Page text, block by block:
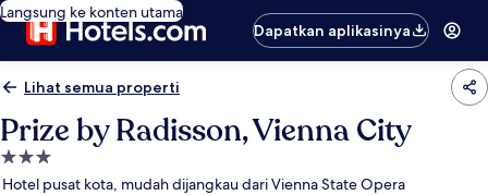
Langsung ke konten utama
Dapatkan aplikasinya
Lihat semua properti
Prize by Radisson, Vienna City
Properti
bintang
Hotel pusat kota, mudah dijangkau dari Vienna State Opera